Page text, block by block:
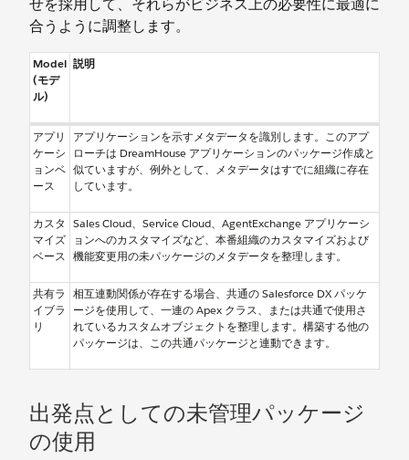
せを採用して、それらがビジネス上の必要性に最適に
合うように調整します。
Model
(モデ
ル)
説明
アプリ
ケーシ
ョンベ
ース
アプリケーションを示すメタデータを識別します。このアプ
ローチは DreamHouse アプリケーションのパッケージ作成と
似ていますが、例外として、メタデータはすでに組織に存在
しています。
カスタ
マイズ
ベース
Sales Cloud、Service Cloud、AgentExchange アプリケーシ
ョンへのカスタマイズなど、本番組織のカスタマイズおよび
機能変更用の未パッケージのメタデータを整理します。
共有ラ
イブラ
リ
相互連動関係が存在する場合、共通の Salesforce DX パッケ
ージを使用して、一連の Apex クラス、または共通で使用さ
れているカスタムオブジェクトを整理します。構築する他の
パッケージは、この共通パッケージと連動できます。
出発点としての未管理パッケージ
の使用